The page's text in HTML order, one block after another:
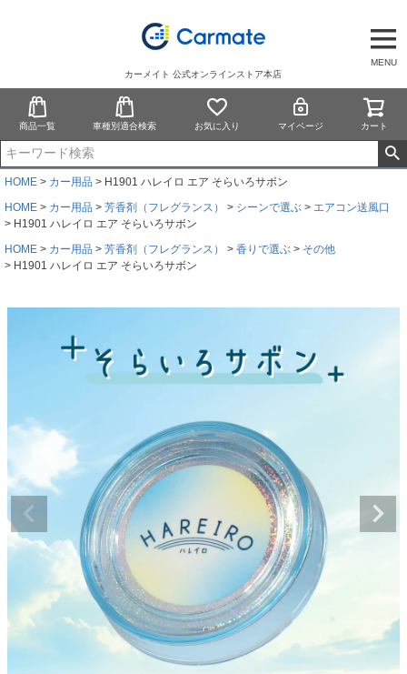
MENU
カーメイト 公式オンラインストア本店
商品一覧 車種別適合検索 お気に入り マイページ カート
HOME カー用品
H1901 ハレイロ エア そらいろサボン
HOME
カー用品 芳香剤（フレグランス） シーンで選ぶ
エアコン送風口
H1901 ハレイロ エア そらいろサボン
HOME
カー用品 芳香剤（フレグランス） 香りで選ぶ
その他
H1901 ハレイロ エア そらいろサボン